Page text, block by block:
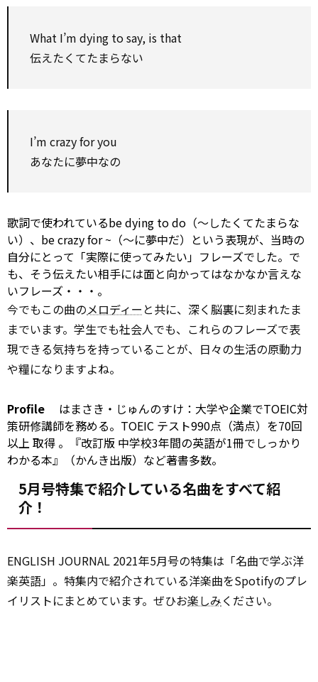
What I’m dying tosay, is that
伝えたくてたまらない
I’m crazyforyou
あなたに夢中なの
歌詞で使われているbedying todo（～したくてたまらな
い）、be crazyfor~（～に夢中だ）という表現が、当時の
自分にとって「実際に使ってみたい」フレーズでした。で
も、そう伝えたい相手には面と向かってはなかなか言えな
いフレーズ・・・。
今でもこの曲のメロディー と共に、深く脳裏に刻まれたま
までいます。学生でも社会人でも、これらのフレーズで表
現できる気持ちを持っていることが、日々の生活の原動力
や糧になりますよね。
Profile
はまさき・じゅんのすけ：大学や企業でTOEIC対
策研修講師を務める。TOEIC テスト990点（満点）を70回
以上 取得 。『改訂版 中学校3年間の英語が1冊でしっかり
わかる本』（かんき出版）など著書多数。
5月号特集で紹介している名曲をすべて紹
介！
ENGLISH JOURNAL 2021年5月号の特集は「名曲で学ぶ洋
楽英語」。特集内で紹介されている洋楽曲をSpotifyのプレ
イリストにまとめています。ぜひお楽しみください。